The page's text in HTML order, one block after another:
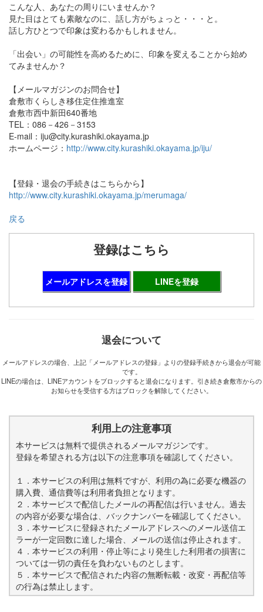
こんな人、あなたの周りにいませんか？
見た目はとても素敵なのに、話し方がちょっと・・・と。
話し方ひとつで印象は変わるかもしれません。
「出会い」の可能性を高めるために、印象を変えることから始め
てみませんか？
【メールマガジンのお問合せ】
倉敷市くらしき移住定住推進室
倉敷市西中新田640番地
TEL：086－426－3153
E-mail：iju@city.kurashiki.okayama.jp
ホームページ： http://www.city.kurashiki.okayama.jp/iju/
【登録・退会の手続きはこちらから】
http://www.city.kurashiki.okayama.jp/merumaga/
戻る
登録はこちら
メールアドレスを登録 LINEを登録
退会について
メールアドレスの場合、上記「メールアドレスの登録」よりの登録手続きから退会が可能
です。
LINEの場合は、LINEアカウントをブロックすると退会になります。引き続き倉敷市からの
お知らせを受信する方はブロックを解除してください。
利用上の注意事項
本サービスは無料で提供されるメールマガジンです。
登録を希望される方は以下の注意事項を確認してください。
１．本サービスの利用は無料ですが、利用の為に必要な機器の
購入費、通信費等は利用者負担となります。
２．本サービスで配信したメールの再配信は行いません。過去
の内容が必要な場合は、バックナンバーを確認してください。
３．本サービスに登録されたメールアドレスへのメール送信エ
ラーが一定回数に達した場合、メールの送信は停止されます。
４．本サービスの利用・停止等により発生した利用者の損害に
ついては一切の責任を負わないものとします。
５．本サービスで配信された内容の無断転載・改変・再配信等
の行為は禁止します。